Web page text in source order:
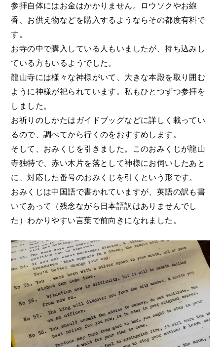
参拝自体にはお金はかかりません。ロウソクやお線
香、お供え物などを購入するようならその都度有料で
す。
お寺の中で購入している人もいましたが、持ち込みし
ている方もいるようでした。
龍山寺には様々な神様がいて、大きな本殿を取り囲む
ように神様が祀られています。私もひとつずつ参拝を
しました。
お祈りのしかたはガイドブッグなどに詳しく載ってい
るので、調べてから行くのをおすすめします。
そして、おみくじを引きました。このおみくじが龍山
寺独特で、赤い木片を落として神様にお伺いしたあと
に、対応した番号のおみくじを引くという形です。
おみくじは中国語で書かれていますが、英語の訳も書
いてあって（残念ながら日本語訳はありませんでし
た）わかりやすい言葉で前向きになれました。